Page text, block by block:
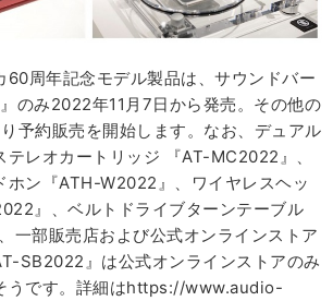
60周年記念モデル製品は、サウンドバー
のみ2022年11月7日から発売。その他の
予約販売を開始します。なお、デュアル
テレオカートリッジ 『AT-MC2022』、
ホン『ATH-W2022』、ワイヤレスヘッ
』、ベルトドライブターンテーブル
一部販売店および公式オンラインストア
SB2022』は公式オンラインストアのみ
うです。詳細はhttps://www.audio-